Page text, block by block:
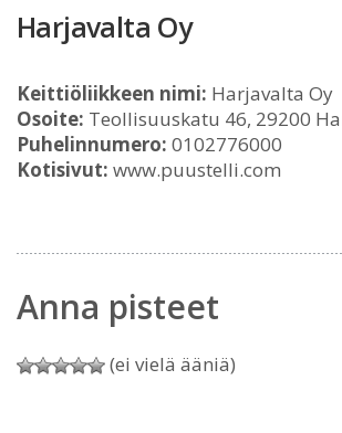
Harjavalta Oy
Keittiöliikkeen nimi: Harjavalta Oy
Osoite: Teollisuuskatu 46, 29200
Puhelinnumero: 0102776000
Kotisivut: www.puustelli.com
Anna pisteet
(ei vielä ääniä)